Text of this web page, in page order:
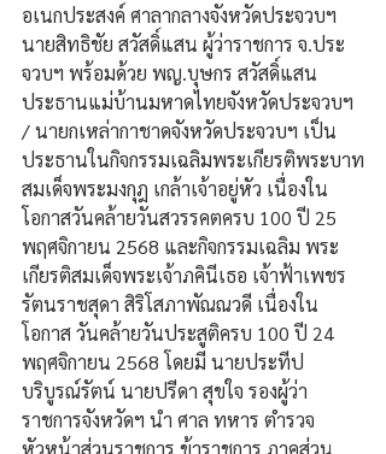
อเนกประสงค์ ศาลากลางจังหวัดประจวบฯ
นายสิทธิชัย สวัสดิ์แสน ผู้ว่าราชการ จ.ประ
จวบฯ พร้อมด้วย พญ.บุษกร สวัสดิ์แสน
ประธานแม่บ้านมหาดไทยจังหวัดประจวบฯ
/ นายกเหล่ากาชาดจังหวัดประจวบฯ เป็น
ประธานในกิจกรรมเฉลิมพระเกียรติพระบาท
สมเด็จพระมงกุฎ เกล้าเจ้าอยู่หัว เนื่องใน
โอกาสวันคล้ายวันสวรรคตครบ 100 ปี 25
พฤศจิกายน 2568 และกิจกรรมเฉลิม พระ
เกียรติสมเด็จพระเจ้าภคินีเธอ เจ้าฟ้าเพชร
รัตนราชสุดา สิริโสภาพัณณวดี เนื่องใน
โอกาส วันคล้ายวันประสูติครบ 100 ปี 24
พฤศจิกายน 2568 โดยมี นายประทีป
บริบูรณ์รัตน์ นายปรีดา สุขใจ รองผู้ว่า
ราชการจังหวัดฯ นำ ศาล ทหาร ตำรวจ
หัวหน้าส่วนราชการ ข้าราชการ ภาคส่วน